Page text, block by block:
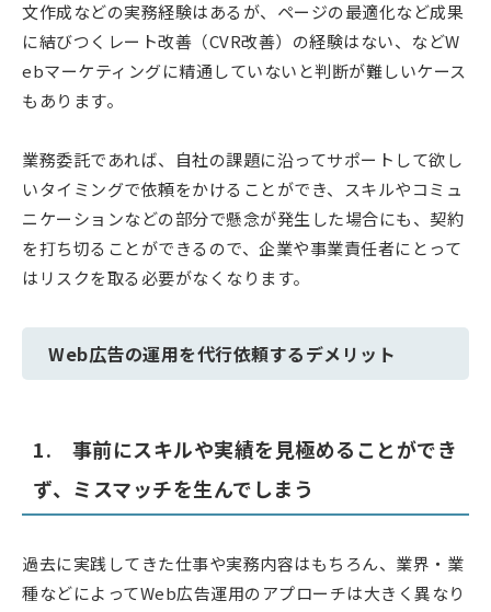
文作成などの実務経験はあるが、ページの最適化など成果
に結びつくレート改善（CVR改善）の経験はない、などW
ebマーケティングに精通していないと判断が難しいケース
もあります。
業務委託であれば、自社の課題に沿ってサポートして欲し
いタイミングで依頼をかけることができ、スキルやコミュ
ニケーションなどの部分で懸念が発生した場合にも、契約
を打ち切ることができるので、企業や事業責任者にとって
はリスクを取る必要がなくなります。
Web広告の運用を代行依頼するデメリット
1. 事前にスキルや実績を見極めることができ
ず、ミスマッチを生んでしまう
過去に実践してきた仕事や実務内容はもちろん、業界・業
種などによってWeb広告運用のアプローチは大きく異なり